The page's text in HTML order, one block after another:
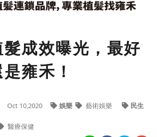
成效曝光，最好
雍禾！
Oct 10,2020 娛樂 藝術娛樂 民生
醫療保健